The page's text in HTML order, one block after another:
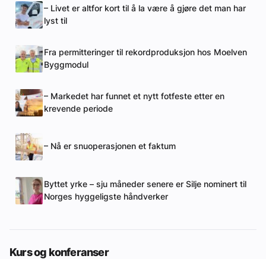
– Livet er altfor kort til å la være å gjøre det man har
lyst til
Fra permitteringer til rekordproduksjon hos Moelven
Byggmodul
– Markedet har funnet et nytt fotfeste etter en
krevende periode
– Nå er snuoperasjonen et faktum
Byttet yrke – sju måneder senere er Silje nominert til
Norges hyggeligste håndverker
Kurs og konferanser